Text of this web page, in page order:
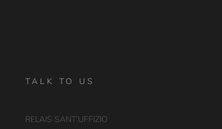
TALK TO US
RELAIS SANT’UFFIZIO